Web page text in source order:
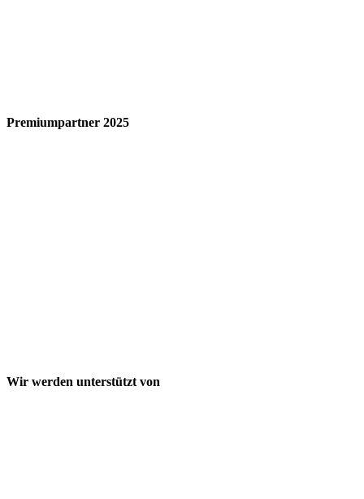
Premiumpartner 2025
Wir werden unterstützt von